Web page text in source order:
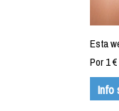
Esta
Por 1
Info